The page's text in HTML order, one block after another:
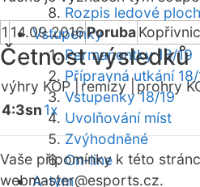
Rozpis ledové
Vstupenky
Permanentky 18/19
Přípravná utkání 18/
Vstupenky 18/19
Uvolňování míst
Zvýhodněné
On-line
A-tým
1 14.09.2016Poruba
Četnost výsledků
výhry KOP | remízy | prohry
4:3sn1x
Vaše připomínky k této
webmaster@esports.cz.